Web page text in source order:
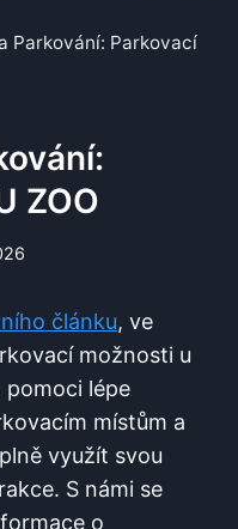
Parkování: Parkovací
ZOO
⁢článku, ⁤ve
možnosti ‌u
pomoci ⁤lépe
místům ⁣a
využít ‌svou
⁤S námi se
o